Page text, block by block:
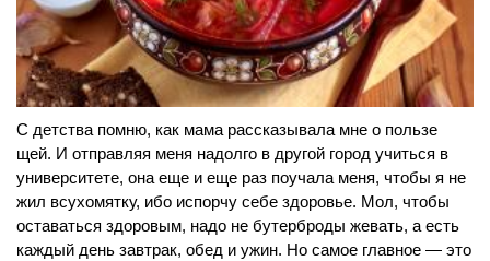
С детства помню, как мама рассказывала мне о пользе
щей. И отправляя меня надолго в другой город учиться в
университете, она еще и еще раз поучала меня, чтобы я не
жил всухомятку, ибо испорчу себе здоровье. Мол, чтобы
оставаться здоровым, надо не бутерброды жевать, а есть
каждый день завтрак, обед и ужин. Но самое главное — это